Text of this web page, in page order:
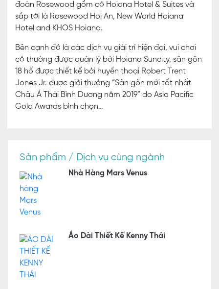
đoàn Rosewood gồm có Hoiana Hotel & Suites và
sắp tới là Rosewood Hoi An, New World Hoiana
Hotel and KHOS Hoiana.
Bên cạnh đó là các dịch vụ giải trí hiện đại, vui chơi
có thưởng được quản lý bởi Hoiana Suncity, sân gôn
18 hố được thiết kế bởi huyền thoại Robert Trent
Jones Jr. được giải thưởng “Sân gôn mới tốt nhất
Châu Á Thái Bình Dương năm 2019” do Asia Pacific
Gold Awards bình chọn…
Sản phẩm / Dịch vụ cùng ngành
Nhà Hàng Mars Venus
Áo Dài Thiết Kế Kenny Thái